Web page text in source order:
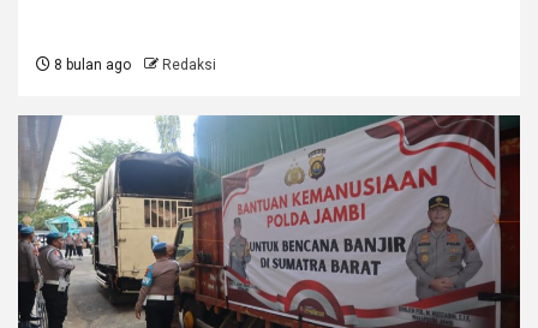
8 bulan ago Redaksi